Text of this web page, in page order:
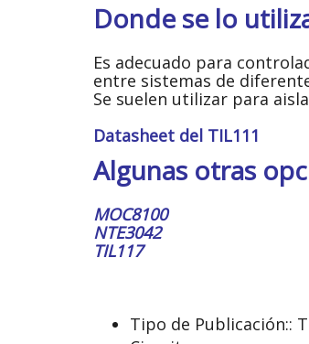
Donde se lo
Es adecuado para
entre sistemas de
Se suelen utilizar para
Datasheet del TIL111
Algunas otras
MOC8100
NTE3042
TIL117
Tipo de Publicación::